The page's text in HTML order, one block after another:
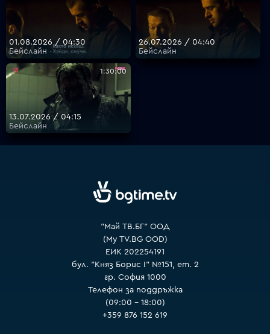
VOYO
01.08.2026 / 04:30
Бейслайн
26.07.2026 / 04:40
Бейслайн
1:30:00
13.07.2026 / 04:15
Бейслайн
"Май ТВ.БГ" ООД
(My TV.BG OOD)
ЕИК 202254191
бул. "Княз Борис I" №151, ет. 2
гр. София 1000
Телефон за поддръжка
(09:00 – 18:00)
+359 876 152 619